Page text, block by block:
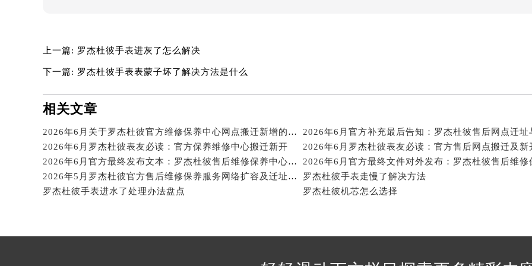
河北省保定市竞秀区朝阳北大街北国先天下罗杰杜彼售后服务中心（需提前预约）
内蒙古自治区赤峰市红山区哈达街罗杰杜彼售后服务中心（需提前预约）
内蒙古自治区鄂尔多斯市东胜区伊金霍洛街罗杰杜彼售后服务中心（需提前预约）
内蒙古自治区呼伦贝尔市海拉尔区中央街罗杰杜彼售后服务中心（需提前预约）
内蒙古自治区通辽市科尔沁区明仁大街罗杰杜彼售后服务中心（需提前预约）
上一篇: 罗杰杜彼手表进灰了怎么解决
下一篇: 罗杰杜彼手表表蒙子坏了解决方法是什么
相关文章
2026年6月关于罗杰杜彼官方维修保养中心网点搬迁新增的正式文件内容
2026年6月官方补充最后告知：罗杰杜彼售后网点迁址
2026年6月罗杰杜彼表友必读：官方保养维修中心搬迁新开
2026年6月罗杰杜彼表友必读：官方售后网点搬迁及新
2026年6月官方最终发布文本：罗杰杜彼售后维修保养中心搬迁与新增
2026年5月罗杰杜彼官方售后维修保养服务网络扩容及迁址补充公告
罗杰杜彼手表走慢了解决方法
罗杰杜彼手表进水了处理办法盘点
罗杰杜彼机芯怎么选择